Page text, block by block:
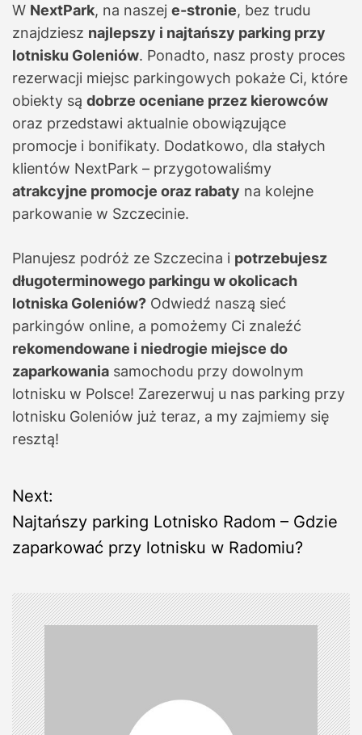
W NextPark, na naszej e-stronie, bez trudu
znajdziesz najlepszy i najtańszy parking przy
lotnisku Goleniów. Ponadto, nasz prosty proces
rezerwacji miejsc parkingowych pokaże Ci, które
obiekty są dobrze oceniane przez kierowców
oraz przedstawi aktualnie obowiązujące
promocje i bonifikaty. Dodatkowo, dla stałych
klientów NextPark – przygotowaliśmy
atrakcyjne promocje oraz rabaty na kolejne
parkowanie w Szczecinie.
Planujesz podróż ze Szczecina i potrzebujesz
długoterminowego parkingu w okolicach
lotniska Goleniów? Odwiedź naszą sieć
parkingów online, a pomożemy Ci znaleźć
rekomendowane i niedrogie miejsce do
zaparkowania samochodu przy dowolnym
lotnisku w Polsce! Zarezerwuj u nas parking przy
lotnisku Goleniów już teraz, a my zajmiemy się
resztą!
N
a
i
g
a
Next:
Najtańszy parking Lotnisko Radom – Gdzie
zaparkować przy lotnisku w Radomiu?